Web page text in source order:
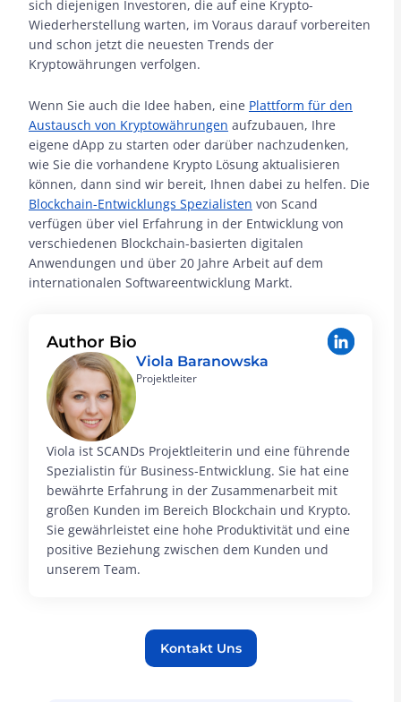
sich diejenigen Investoren, die auf eine Krypto-
Wiederherstellung warten, im Voraus darauf vorbereiten
und schon jetzt die neuesten Trends der
Kryptowährungen verfolgen.
Wenn Sie auch die Idee haben, eine Plattform für den
Austausch von Kryptowährungen aufzubauen, Ihre
eigene dApp zu starten oder darüber nachzudenken,
wie Sie die vorhandene Krypto Lösung aktualisieren
können, dann sind wir bereit, Ihnen dabei zu helfen. Die
Blockchain-Entwicklungs Spezialisten von Scand
verfügen über viel Erfahrung in der Entwicklung von
verschiedenen Blockchain-basierten digitalen
Anwendungen und über 20 Jahre Arbeit auf dem
internationalen Softwareentwicklung Markt.
Author Bio
Viola Baranowska
Projektleiter
Viola ist SCANDs Projektleiterin und eine führende
Spezialistin für Business-Entwicklung. Sie hat eine
bewährte Erfahrung in der Zusammenarbeit mit
großen Kunden im Bereich Blockchain und Krypto.
Sie gewährleistet eine hohe Produktivität und eine
positive Beziehung zwischen dem Kunden und
unserem Team.
Kontakt Uns